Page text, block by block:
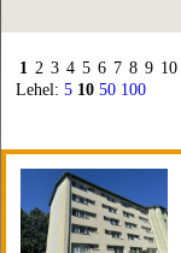
1 2 3 4 5 6 7 8 9 10
Lehel: 5 10 50 100